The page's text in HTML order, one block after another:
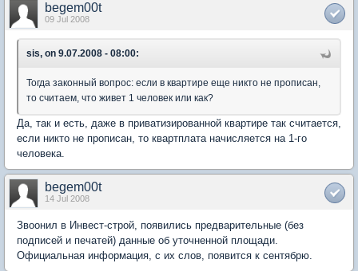
begem00t
09 Jul 2008
sis, on 9.07.2008 - 08:00:
Тогда законный вопрос: если в квартире еще никто не прописан,
то считаем, что живет 1 человек или как?
Да, так и есть, даже в приватизированной квартире так считается,
если никто не прописан, то квартплата начисляется на 1-го
человека.
begem00t
14 Jul 2008
Звоонил в Инвест-строй, появились предварительные (без
подписей и печатей) данные об уточненной площади.
Официальная информация, с их слов, появится к сентябрю.